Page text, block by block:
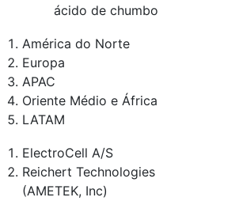
ácido de chumbo
América do Norte
Europa
APAC
Oriente Médio e África
LATAM
ElectroCell A/S
Reichert Technologies
(AMETEK, Inc)